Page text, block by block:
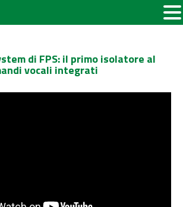
di FPS: il primo isolatore al
vocali integrati